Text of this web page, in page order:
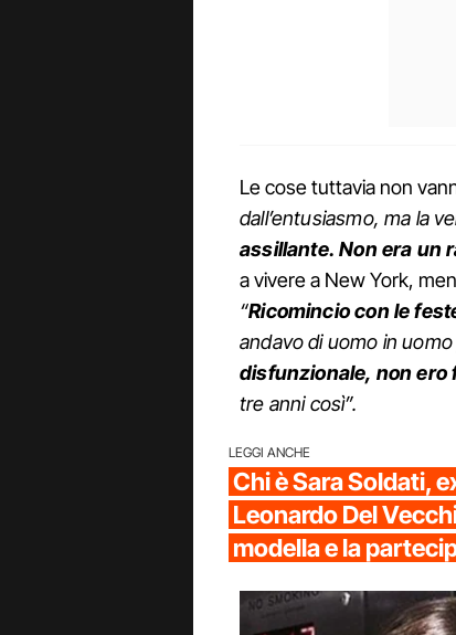
Le cose tuttavia non
dall’entusiasmo, ma la
assillante. Non era un
a vivere a New York,
“Ricomincio con le
andavo di uomo in
disfunzionale, non ero
tre anni così”.
LEGGI ANCHE
Chi è Sara Soldati,
Leonardo Del
modella e la